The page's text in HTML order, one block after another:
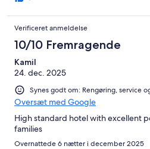
Verificeret anmeldelse
10/10 Fremragende
Kamil
24. dec. 2025
Synes godt om: Rengøring, service
Oversæt med Google
High standard hotel with excellent
families
Overnattede 6 nætter i december 2025